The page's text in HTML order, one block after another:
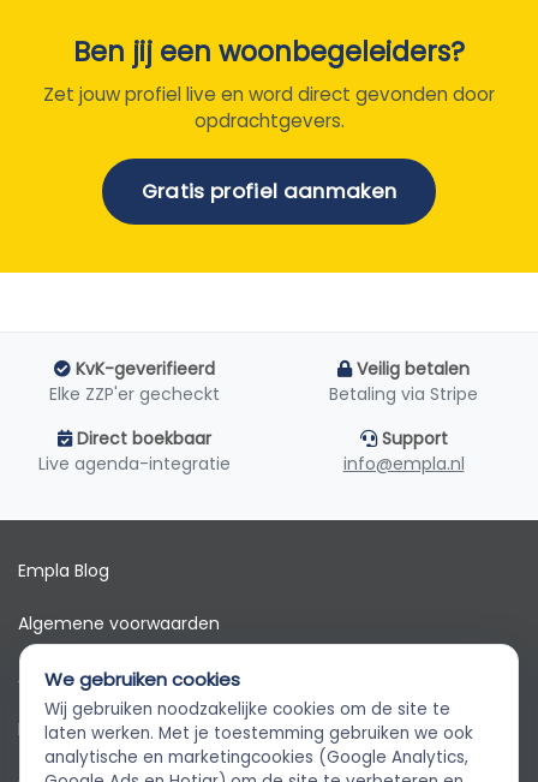
Ben jij een woonbegeleiders?
Zet jouw profiel live en word direct gevonden door
opdrachtgevers.
Gratis profiel aanmaken
KvK-geverifieerd
Elke ZZP'er gecheckt
Veilig betalen
Betaling via Stripe
Direct boekbaar
Live agenda-integratie
Support
info@empla.nl
Empla Blog
Algemene voorwaarden
AVG
PrivacybeleidEmpla Assistent
Altijd beschikbaar, stel een vraag
We gebruiken cookies
Wij gebruiken noodzakelijke cookies om de site te
laten werken. Met je toestemming gebruiken we ook
analytische en marketingcookies (Google Analytics,